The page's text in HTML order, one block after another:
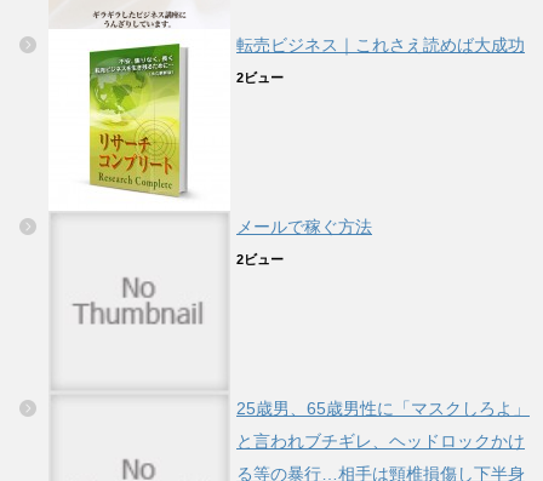
転売ビジネス｜これさえ読めば大成功
2ビュー
メールで稼ぐ方法
2ビュー
25歳男、65歳男性に「マスクしろよ」
と言われブチギレ、ヘッドロックかけ
る等の暴行…相手は頸椎損傷し下半身